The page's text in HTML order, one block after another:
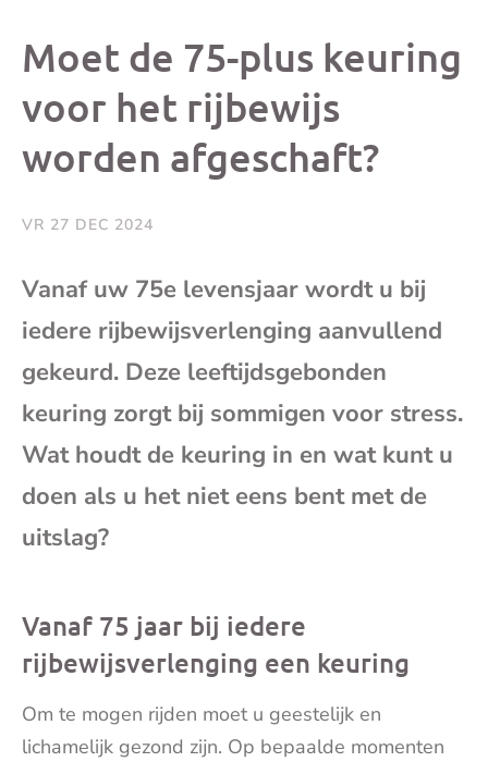
bericht
op op
Moet de 75-plus keuring
voor het rijbewijs
worden afgeschaft?
VR 27 DEC 2024
Vanaf uw 75e levensjaar wordt u bij
iedere rijbewijsverlenging aanvullend
gekeurd. Deze leeftijdsgebonden
keuring zorgt bij sommigen voor stress.
Wat houdt de keuring in en wat kunt u
doen als u het niet eens bent met de
uitslag?
Vanaf 75 jaar bij iedere
rijbewijsverlenging een keuring
Om te mogen rijden moet u geestelijk en
lichamelijk gezond zijn. Op bepaalde momenten